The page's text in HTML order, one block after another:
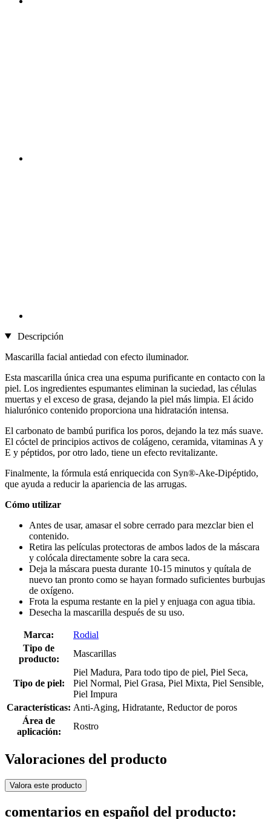
Descripción
Mascarilla facial antiedad con efecto iluminador.
Esta mascarilla única crea una espuma purificante en contacto con la
piel. Los ingredientes espumantes eliminan la suciedad, las células
muertas y el exceso de grasa, dejando la piel más limpia. El ácido
hialurónico contenido proporciona una hidratación intensa.
El carbonato de bambú purifica los poros, dejando la tez más suave.
El cóctel de principios activos de colágeno, ceramida, vitaminas A y
E y péptidos, por otro lado, tiene un efecto revitalizante.
Finalmente, la fórmula está enriquecida con Syn®-Ake-Dipéptido,
que ayuda a reducir la apariencia de las arrugas.
Cómo utilizar
Antes de usar, amasar el sobre cerrado para mezclar bien el
contenido.
Retira las películas protectoras de ambos lados de la máscara
y colócala directamente sobre la cara seca.
Deja la máscara puesta durante 10-15 minutos y quítala de
nuevo tan pronto como se hayan formado suficientes burbujas
de oxígeno.
Frota la espuma restante en la piel y enjuaga con agua tibia.
Desecha la mascarilla después de su uso.
Marca:
Rodial
Tipo de
producto:
Mascarillas
Tipo de piel:
Piel Madura, Para todo tipo de piel, Piel Seca,
Piel Normal, Piel Grasa, Piel Mixta, Piel Sensible,
Piel Impura
Características: Anti-Aging, Hidratante, Reductor de poros
Área de
aplicación:
Rostro
Valoraciones del producto
Valora este producto
comentarios en español del producto: